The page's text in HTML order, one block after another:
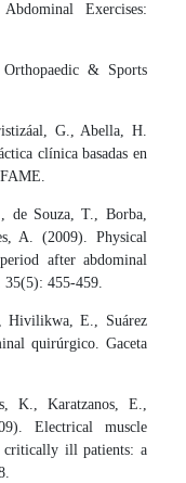
Exercises:
& Sports
G., Abella, H.
clínica basadas en
de Souza, T., Borba,
A. (2009). Physical
after abdominal
35(5): 455-459.
Hivilikwa, E., Suárez
quirúrgico. Gaceta
K., Karatzanos, E.,
Electrical muscle
critically ill patients: a